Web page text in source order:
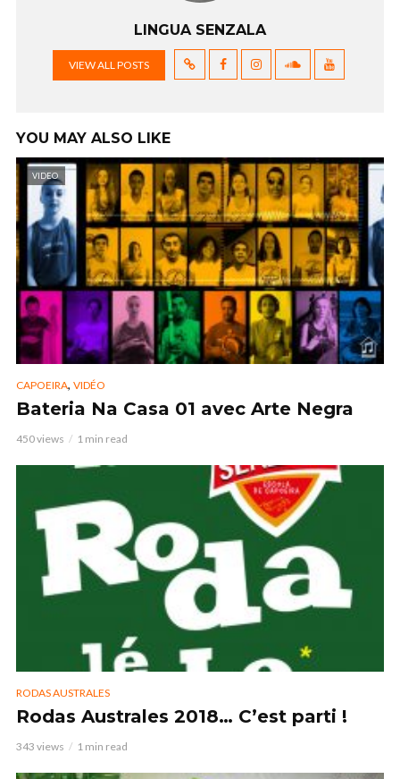
LINGUA SENZALA
VIEW ALL POSTS
YOU MAY ALSO LIKE
VIDEO
CAPOEIRA, VIDÉO
Bateria Na Casa 01 avec Arte Negra
450 views 1 min read
RODAS AUSTRALES
Rodas Australes 2018… C’est parti !
343 views 1 min read